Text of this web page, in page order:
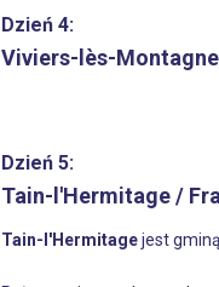
Dzień 4:
Viviers-lès-
Dzień 5:
Tain-l'Hermitage /
Tain-l'Hermitagejest